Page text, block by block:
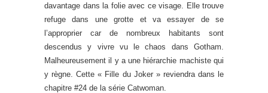
davantage dans la folie avec ce visage. Elle trouve
refuge dans une grotte et va essayer de se
l’approprier car de nombreux habitants sont
descendus y vivre vu le chaos dans Gotham.
Malheureusement il y a une hiérarchie machiste qui
y règne. Cette « Fille du Joker » reviendra dans le
chapitre #24 de la série Catwoman.